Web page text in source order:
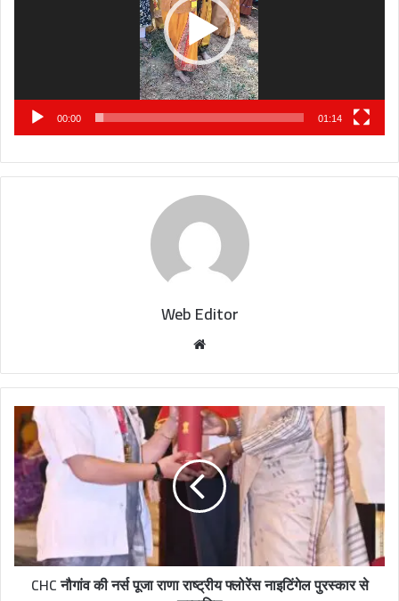
00:00 01:14
Web Editor
b
s
i
t
e
CHC नौगांव की नर्स पूजा राणा राष्ट्रीय फ्लोरेंस नाइटिंगेल पुरस्कार से